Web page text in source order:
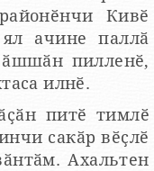
Кивӗ
ачине паллӑ
ӑшшӑн пилленӗ,
илнӗ.
питӗ тимлӗ
сакӑр вӗҫлӗ
Ахальтен